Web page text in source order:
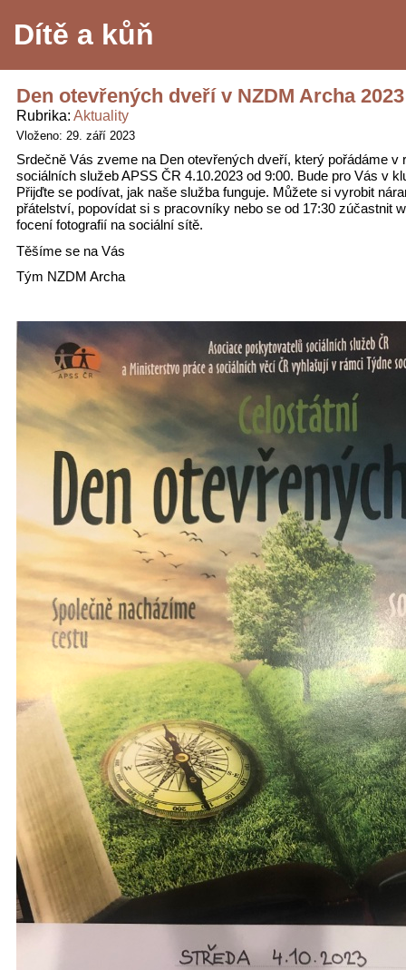
Dítě a kůň
Den otevřených dveří v NZDM Archa 2023
Rubrika Aktuality
Vloženo: 29. září 2023
Srdečně Vás zveme na Den otevřených dveří, který pořádáme v
sociálních služeb APSS ČR 4.10.2023 od 9:00. Bude pro Vás v
Přijďte se podívat, jak naše služba funguje. Můžete si vyrobit
přátelství, popovídat si s pracovníky nebo se od 17:30 zúčastnit
focení fotografií na sociální sítě.
Těšíme se na Vás
Tým NZDM Archa